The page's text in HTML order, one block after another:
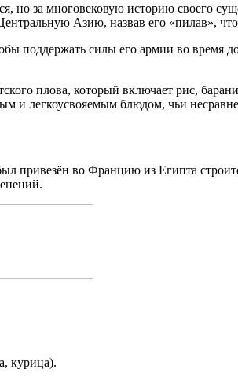
за многовековую историю своего
Азию, назвав его «пилав», что
поддержать силы его армии во время
плова, который включает рис,
и легкоусвояемым блюдом, чьи
привезён во Францию из Египта
курица).